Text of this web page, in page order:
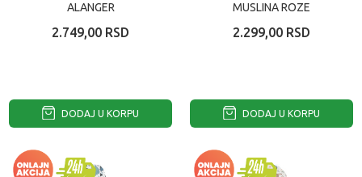
ALANGER
2.749,00 RSD
DODAJ U KORPU
MUSLINA ROZE
2.299,00 RSD
DODAJ U KORPU